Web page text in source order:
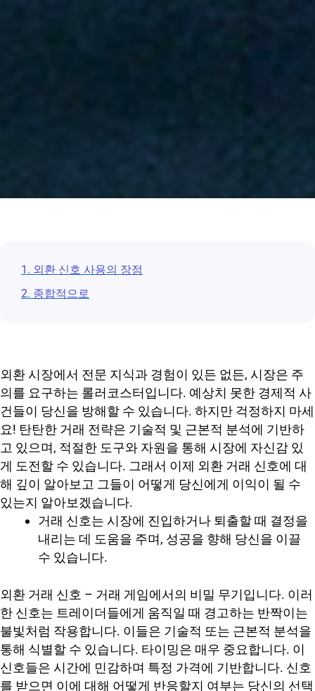
1. 외환 신호 사용의 장점
2. 종합적으로
외환 시장에서 전문 지식과 경험이 있든 없든, 시장은 주
의를 요구하는 롤러코스터입니다. 예상치 못한 경제적 사
건들이 당신을 방해할 수 있습니다. 하지만 걱정하지 마세
요! 탄탄한 거래 전략은 기술적 및 근본적 분석에 기반하
고 있으며, 적절한 도구와 자원을 통해 시장에 자신감 있
게 도전할 수 있습니다. 그래서 이제 외환 거래 신호에 대
해 깊이 알아보고 그들이 어떻게 당신에게 이익이 될 수
있는지 알아보겠습니다.
거래 신호는 시장에 진입하거나 퇴출할 때 결정을
내리는 데 도움을 주며, 성공을 향해 당신을 이끌
수 있습니다.
외환 거래 신호 – 거래 게임에서의 비밀 무기입니다. 이러
한 신호는 트레이더들에게 움직일 때 경고하는 반짝이는
불빛처럼 작용합니다. 이들은 기술적 또는 근본적 분석을
통해 식별할 수 있습니다. 타이밍은 매우 중요합니다. 이
신호들은 시간에 민감하며 특정 가격에 기반합니다. 신호
를 받으면 이에 대해 어떻게 반응할지 여부는 당신의 선택